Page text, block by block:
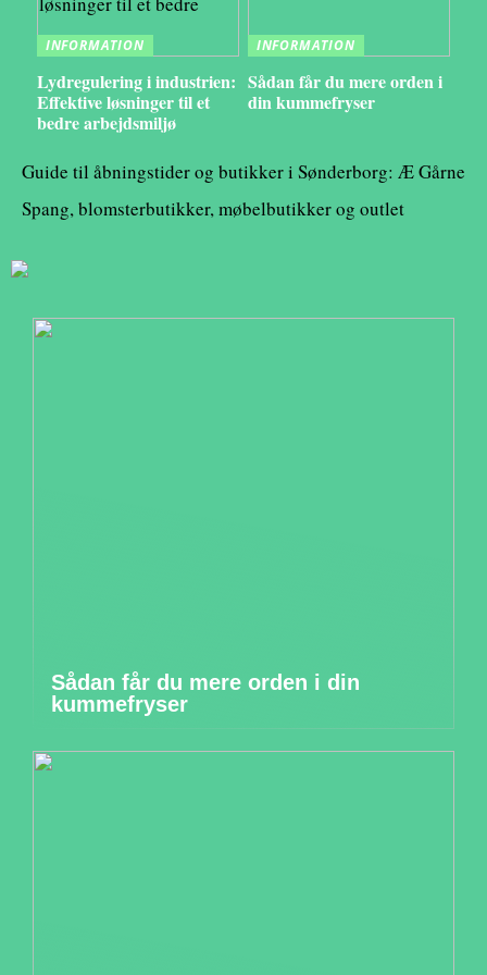
INFORMATION
Lydregulering i industrien:
Effektive løsninger til et
bedre arbejdsmiljø
INFORMATION
Sådan får du mere orden i
din kummefryser
Guide til åbningstider og butikker i Sønderborg: Æ Gårne
Spang, blomsterbutikker, møbelbutikker og outlet
Sådan får du mere orden i din
kummefryser